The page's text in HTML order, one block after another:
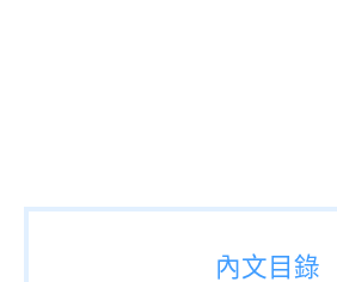
內文目錄